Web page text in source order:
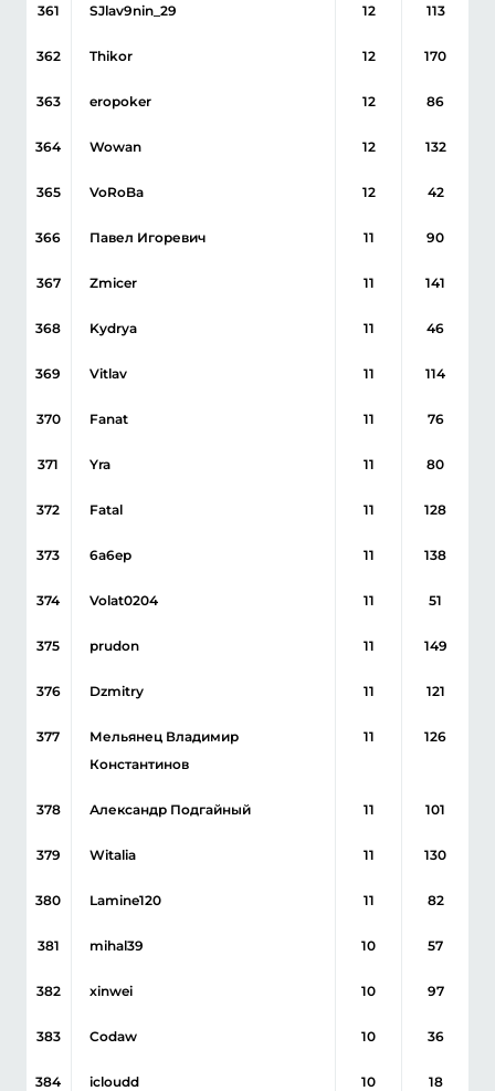
361 SJlav9nin_29 12 113
362 Thikor 12 170
363 eropoker 12 86
364 Wowan 12 132
365 VoRoBa 12 42
366 Павел Игоревич 11 90
367 Zmicer 11 141
368 Kydrya 11 46
369 Vitlav 11 114
370 Fanat 11 76
371 Yra 11 80
372 Fatal 11 128
373 6a6ep 11 138
374 Volat0204 11 51
375 prudon 11 149
376 Dzmitry 11 121
377
Мельянец Владимир
Константинов
11 126
378 Александр Подгайный 11 101
379 Witalia 11 130
380 Lamine120 11 82
381 mihal39 10 57
382 xinwei 10 97
383 Codaw 10 36
384 icloudd 10 18